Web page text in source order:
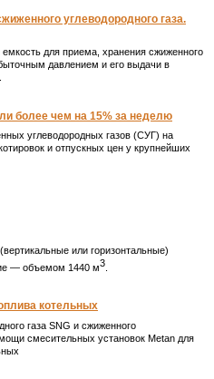
углеводородного газа.
для приема, хранения сжиженного
давлением и его выдачи в
более чем на 15% за неделю
углеводородных газов (СУГ) на
и отпускных цен у крупнейших
или горизонтальные)
― объемом 1440 м3
котельных
газа SNG и сжиженного
смесительных установок Metan для